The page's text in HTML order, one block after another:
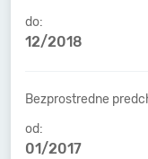
do:
12/2018
Bezprostredne
od:
01/2017